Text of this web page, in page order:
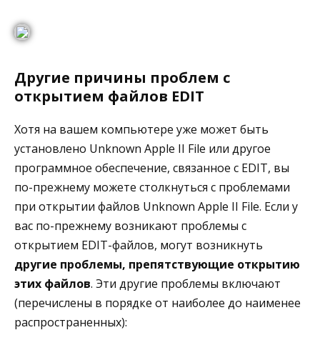
Другие причины проблем с
открытием файлов EDIT
Хотя на вашем компьютере уже может быть
установлено Unknown Apple II File или другое
программное обеспечение, связанное с EDIT, вы
по-прежнему можете столкнуться с проблемами
при открытии файлов Unknown Apple II File. Если у
вас по-прежнему возникают проблемы с
открытием EDIT-файлов, могут возникнуть
другие проблемы, препятствующие открытию
этих файлов. Эти другие проблемы включают
(перечислены в порядке от наиболее до наименее
распространенных):